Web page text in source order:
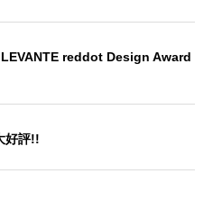
LEVANTE reddot Design Award
好評!!